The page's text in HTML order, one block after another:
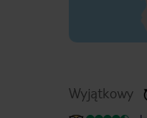
Wyjątkowy